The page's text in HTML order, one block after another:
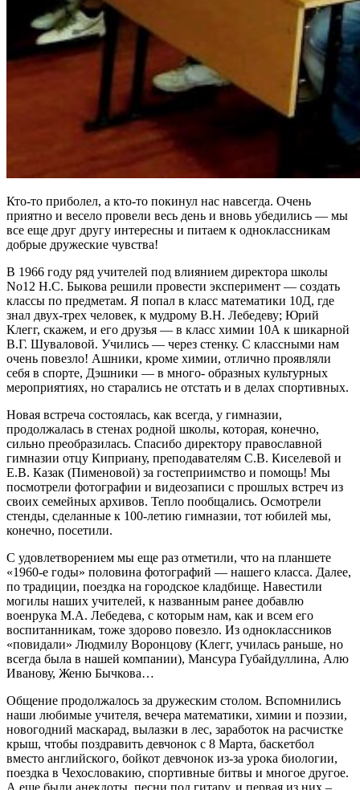
Кто-то приболел, а кто-то покинул нас навсегда. Очень
приятно и весело провели весь день и вновь убедились — мы
все еще друг другу интересны и питаем к одноклассникам
добрые дружеские чувства!
В 1966 году ряд учителей под влиянием директора школы
No12 Н.С. Быкова решили провести эксперимент — создать
классы по предметам. Я попал в класс математики 10Д, где
знал двух-трех человек, к мудрому В.Н. Лебедеву; Юрий
Клегг, скажем, и его друзья — в класс химии 10А к шикарной
В.Г. Шуваловой. Учились — через стенку. С классными нам
очень повезло! Ашники, кроме химии, отлично проявляли
себя в спорте, Дэшники — в много- образных культурных
мероприятиях, но старались не отстать и в делах спортивных.
Новая встреча состоялась, как всегда, у гимназии,
продолжалась в стенах родной школы, которая, конечно,
сильно преобразилась. Спасибо директору православной
гимназии отцу Киприану, преподавателям С.В. Киселевой и
Е.В. Казак (Пименовой) за гостеприимство и помощь! Мы
посмотрели фотографии и видеозаписи с прошлых встреч из
своих семейных архивов. Тепло пообщались. Осмотрели
стенды, сделанные к 100-летию гимназии, тот юбилей мы,
конечно, посетили.
С удовлетворением мы еще раз отметили, что на планшете
«1960-е годы» половина фотографий — нашего класса. Далее,
по традиции, поездка на городское кладбище. Навестили
могилы наших учителей, к названным ранее добавлю
военрука М.А. Лебедева, с которым нам, как и всем его
воспитанникам, тоже здорово повезло. Из одноклассников
«повидали» Людмилу Воронцову (Клегг, училась раньше, но
всегда была в нашей компании), Мансура Губайдуллина, Алю
Иванову, Женю Бычкова…
Общение продолжалось за дружеским столом. Вспомнились
наши любимые учителя, вечера математики, химии и поэзии,
новогодний маскарад, вылазки в лес, заработок на расчистке
крыш, чтобы поздравить девчонок с 8 Марта, баскетбол
вместо английского, бойкот девчонок из-за урока биологии,
поездка в Чехословакию, спортивные битвы и многое другое.
А еще были анекдоты, песни под гитару, и первая из них –